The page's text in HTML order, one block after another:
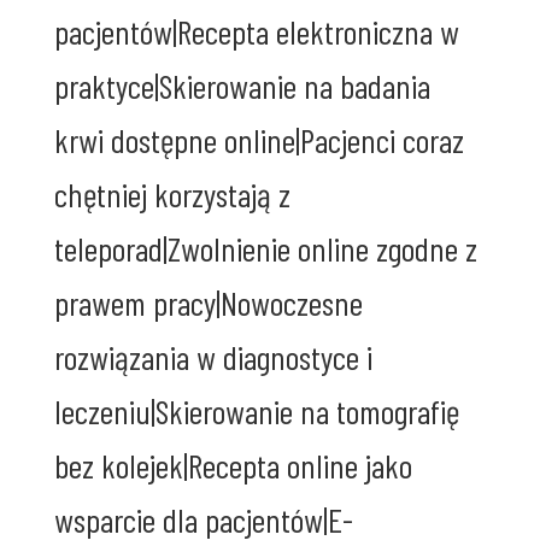
pacjentów|Recepta elektroniczna w
praktyce|Skierowanie na badania
krwi dostępne online|Pacjenci coraz
chętniej korzystają z
teleporad|Zwolnienie online zgodne z
prawem pracy|Nowoczesne
rozwiązania w diagnostyce i
leczeniu|Skierowanie na tomografię
bez kolejek|Recepta online jako
wsparcie dla pacjentów|E-